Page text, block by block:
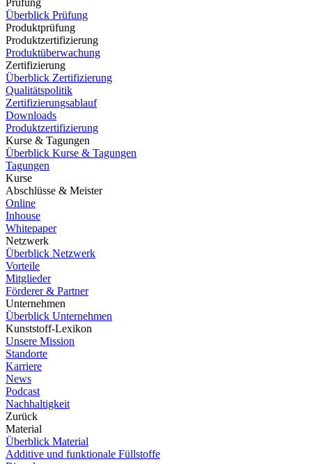
Prüfung
Überblick Prüfung
Produktprüfung
Produktzertifizierung
Produktüberwachung
Zertifizierung
Überblick Zertifizierung
Qualitätspolitik
Zertifizierungsablauf
Downloads
Produktzertifizierung
Kurse & Tagungen
Überblick Kurse & Tagungen
Tagungen
Kurse
Abschlüsse & Meister
Online
Inhouse
Whitepaper
Netzwerk
Überblick Netzwerk
Vorteile
Mitglieder
Förderer & Partner
Unternehmen
Überblick Unternehmen
Kunststoff-Lexikon
Unsere Mission
Standorte
Karriere
News
Podcast
Nachhaltigkeit
Zurück
Material
Überblick Material
Additive und funktionale Füllstoffe